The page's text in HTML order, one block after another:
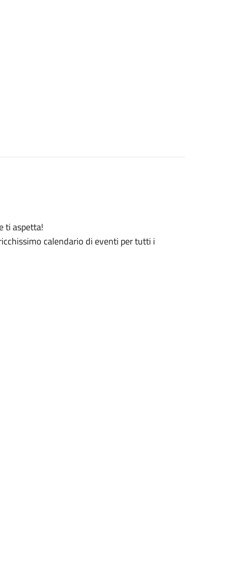
ti aspetta!
calendario di eventi per tutti i